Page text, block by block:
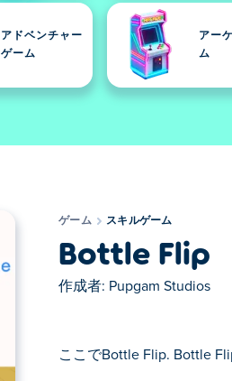
アドベンチャー
ゲーム
アー
ム
ゲーム スキルゲーム
Bottle Flip
作成者: Pupgam Studios
ここでBottle Flip. Bottle